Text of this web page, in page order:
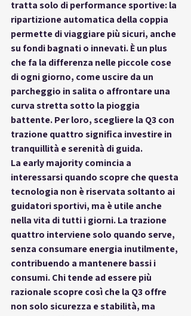
tratta solo di performance sportive: la
ripartizione automatica della coppia
permette di viaggiare più sicuri, anche
su fondi bagnati o innevati. È un plus
che fa la differenza nelle piccole cose
di ogni giorno, come uscire da un
parcheggio in salita o affrontare una
curva stretta sotto la pioggia
battente. Per loro, scegliere la Q3 con
trazione quattro significa investire in
tranquillità e serenità di guida.
La early majority comincia a
interessarsi quando scopre che questa
tecnologia non è riservata soltanto ai
guidatori sportivi, ma è utile anche
nella vita di tutti i giorni. La trazione
quattro interviene solo quando serve,
senza consumare energia inutilmente,
contribuendo a mantenere bassi i
consumi. Chi tende ad essere più
razionale scopre così che la Q3 offre
non solo sicurezza e stabilità, ma